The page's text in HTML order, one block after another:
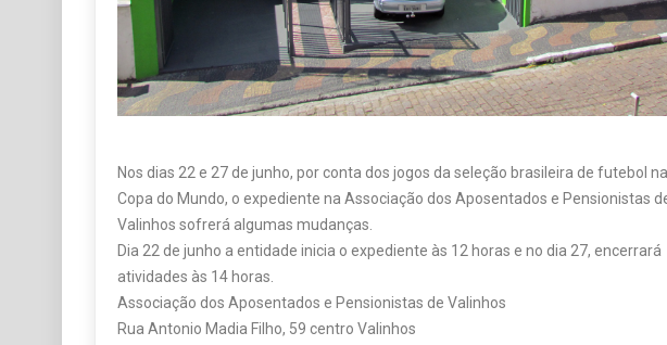
Nos dias 22 e 27 de junho, por conta dos jogos da seleção brasileira de futebol na
Copa do Mundo, o expediente na Associação dos Aposentados e Pensionistas
Valinhos sofrerá algumas mudanças.
Dia 22 de junho a entidade inicia o expediente às 12 horas e no dia 27, encerrará
atividades às 14 horas.
Associação dos Aposentados e Pensionistas de Valinhos
Rua Antonio Madia Filho, 59 centro Valinhos